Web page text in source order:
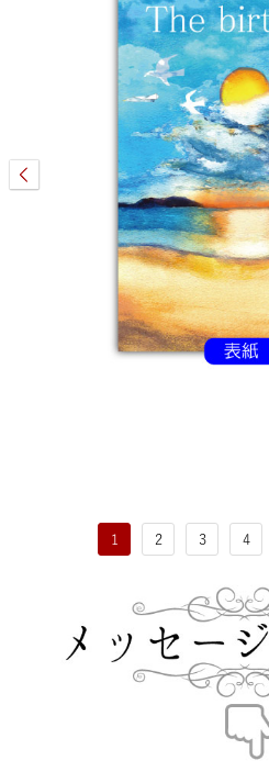
1 2 3 4